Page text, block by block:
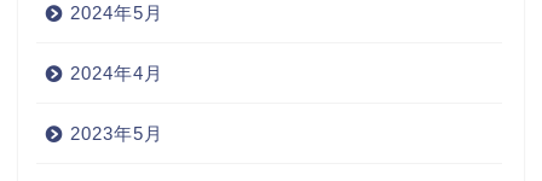
2024年5月
2024年4月
2023年5月